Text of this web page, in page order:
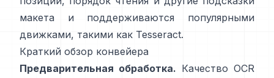
макета и поддерживаются популярными
движками, такими как Tesseract.
Краткий обзор конвейера
Предварительная обработка. Качество OCR